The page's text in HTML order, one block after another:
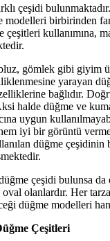
çeşidi
modelleri birbirinden
çeşitleri kullanımına,
gömlek gibi giyim
yarayan
bağlıdır.
halde düğme ve
uygun
iyi bir görüntü
düğme
çeşidi bulunsa da
olanlardır. Her
düğme modelleri
Çeşitleri